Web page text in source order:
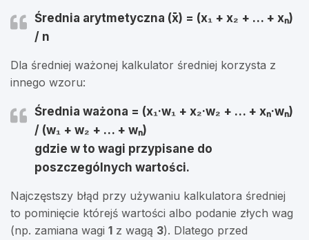
Średnia arytmetyczna (x̄) = (x₁ + x₂ + … + xₙ)
/ n
Dla średniej ważonej kalkulator średniej korzysta z
innego wzoru:
Średnia ważona = (x₁·w₁ + x₂·w₂ + … + xₙ·wₙ)
/ (w₁ + w₂ + … + wₙ)
gdzie w to wagi przypisane do
poszczególnych wartości.
Najczęstszy błąd przy używaniu kalkulatora średniej
to pominięcie którejś wartości albo podanie złych wag
(np. zamiana wagi 1 z wagą 3). Dlatego przed